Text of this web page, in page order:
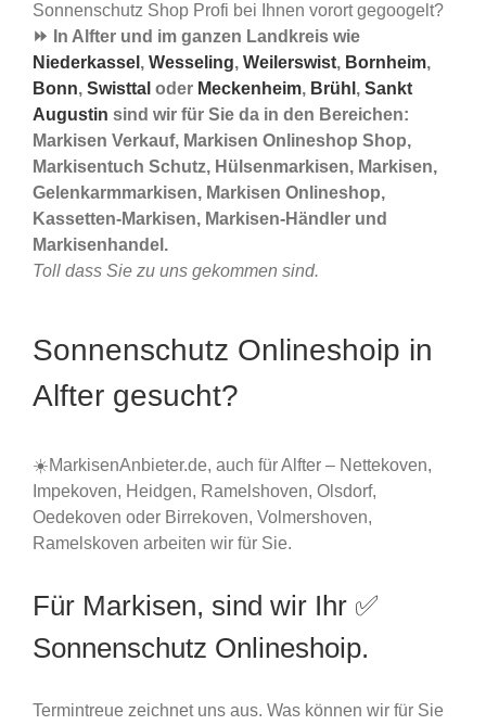
Sonnenschutz Shop Profi bei Ihnen vorort gegoogelt?
⏩ In Alfter und im ganzen Landkreis wie
Niederkassel , Wesseling, Weilerswist, Bornheim,
Bonn, Swisttal oder Meckenheim, Brühl , Sankt
Augustin sind wir für Sie da in den Bereichen:
Markisen Verkauf, Markisen Onlineshop Shop,
Markisentuch Schutz, Hülsenmarkisen, Markisen,
Gelenkarmmarkisen, Markisen Onlineshop,
Kassetten-Markisen, Markisen-Händler und
Markisenhandel.
Toll dass Sie zu uns gekommen sind.
Sonnenschutz Onlineshoip in
Alfter gesucht?
☀️MarkisenAnbieter.de, auch für Alfter – Nettekoven,
Impekoven, Heidgen, Ramelshoven, Olsdorf,
Oedekoven oder Birrekoven, Volmershoven,
Ramelskoven arbeiten wir für Sie.
Für Markisen, sind wir Ihr ✅
Sonnenschutz Onlineshoip.
Termintreue zeichnet uns aus. Was können wir für Sie